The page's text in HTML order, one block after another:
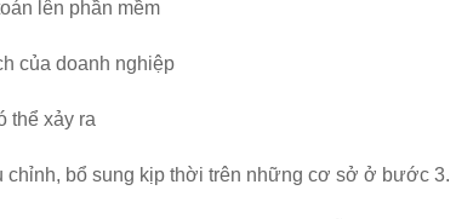
lên phần mềm
của doanh nghiệp
xảy ra
chỉnh, bổ sung kịp thời trên những cơ sở ở bước 3.